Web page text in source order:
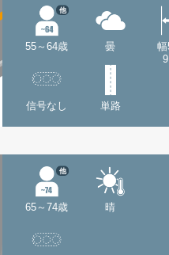
55～64歳
他
曇
幅
信号なし 単路
65～74歳
他
晴